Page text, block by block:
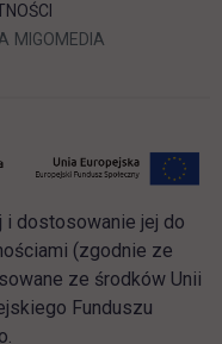
LINK OTWIERA SIĘ W
MIGOMEDIA
i dostosowanie jej do
(zgodnie ze
ze środków Unii
Funduszu